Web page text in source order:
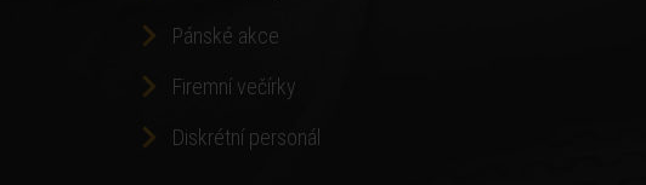
Pánské akce
Firemní večírky
Diskrétní personál